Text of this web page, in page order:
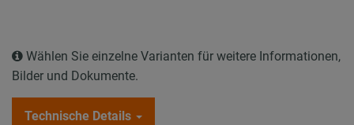
Wählen Sie einzelne Varianten für weitere Informationen,
Bilder und Dokumente.
Technische Details